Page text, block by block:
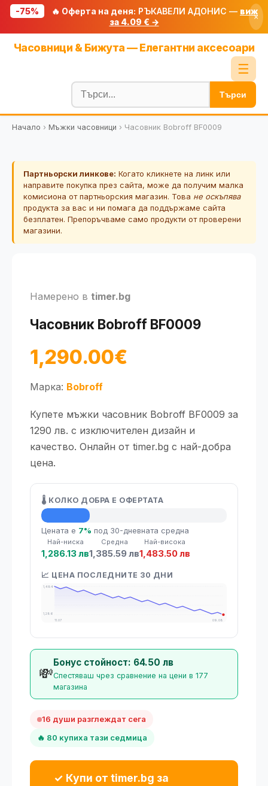
-75% 🔥 Оферта на деня: РЪКАВЕЛИ АДОНИС — виж
за 4.09 € →
×
Часовници & Бижута — Елегантни аксесоари
☰
Блог
🧮 Калкулатори
🔍 Намери продукт
🎟️ Купони
Търси
Начало › Мъжки часовници › Часовник Bobroff BF0009
Партньорски линкове: Когато кликнете на линк или
направите покупка през сайта, може да получим малка
комисиона от партньорския магазин. Това не оскъпява
продукта за вас и ни помага да поддържаме сайта
безплатен. Препоръчваме само продукти от проверени
магазини.
Намерено в timer.bg
Часовник Bobroff BF0009
1,290.00€
Марка: Bobroff
Купете мъжки часовник Bobroff BF0009 за
1290 лв. с изключителен дизайн и
качество. Онлайн от timer.bg с най-добра
цена.
🌡️ КОЛКО ДОБРА Е ОФЕРТАТА
💡 Средна цена
Цената е 7% под 30-дневната средна
Най-ниска
1,286.13 лв
Средна
1,385.59 лв
Най-висока
1,483.50 лв
📈 ЦЕНА ПОСЛЕДНИТЕ 30 ДНИ
1,484
1,286
11.07
09.08
💸
Бонус стойност: 64.50 лв
Спестяваш чрез сравнение на цени в 177
магазина
16 души разглеждат сега
🔥 80 купиха тази седмица
✓ Купи от timer.bg за